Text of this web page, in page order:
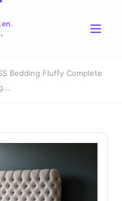
Bedding Fluffy Complete